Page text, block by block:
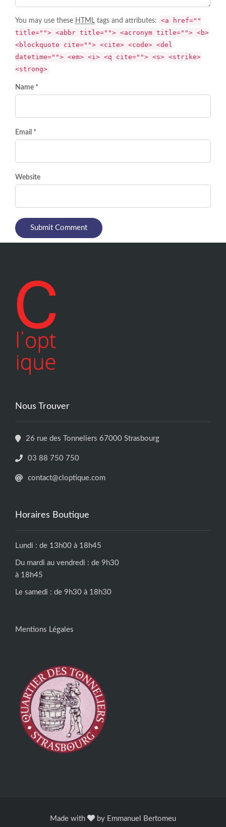
You may use these HTML tags and attributes:
<a href=""
title=""> <abbr title=""> <acronym title=""> <b>
<blockquote cite=""> <cite> <code> <del
datetime=""> <em> <i> <q cite=""> <s> <strike>
<strong>
Name *
Email *
Website
Nous Trouver
26 rue des Tonneliers 67000 Strasbourg
03 88 750 750
contact@cloptique.com
Horaires Boutique
Lundi : de 13h00 à 18h45
Du mardi au vendredi : de 9h30
à 18h45
Le samedi : de 9h30 à 18h30
Mentions Légales
Made with by Emmanuel Bertomeu